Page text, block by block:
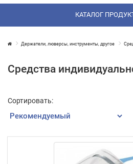
КАТАЛОГ
Держатели, люверсы, инструменты, другое
Средства
Сортировать: